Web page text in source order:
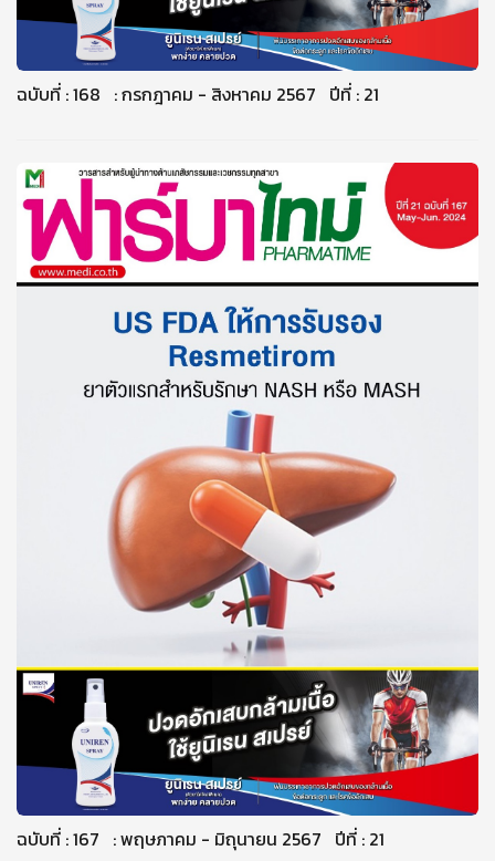
ฉบับที่ : 168 : กรกฎาคม - สิงหาคม 2567 ปีที่ : 21
ฉบับที่ : 167 : พฤษภาคม - มิถุนายน 2567 ปีที่ : 21